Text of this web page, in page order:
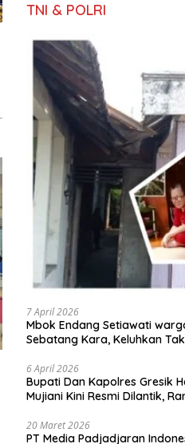
TNI & POLRI
7 April 2026
Mbok Endang Setiawati
Sebatang Kara, Keluhkan
6 April 2026
​Bupati Dan Kapolres Gresik
Mujiani Kini Resmi Dilantik,
20 Maret 2026
PT Media Padjadjaran